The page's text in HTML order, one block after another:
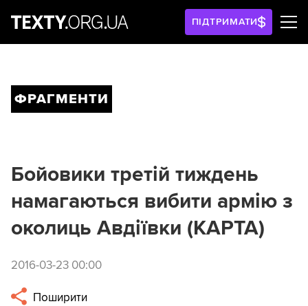
ПІДТРИМАТИ
ФРАГМЕНТИ
Бойовики третій тиждень
намагаються вибити армію з
околиць Авдіївки (КАРТА)
2016-03-23 00:00
Поширити